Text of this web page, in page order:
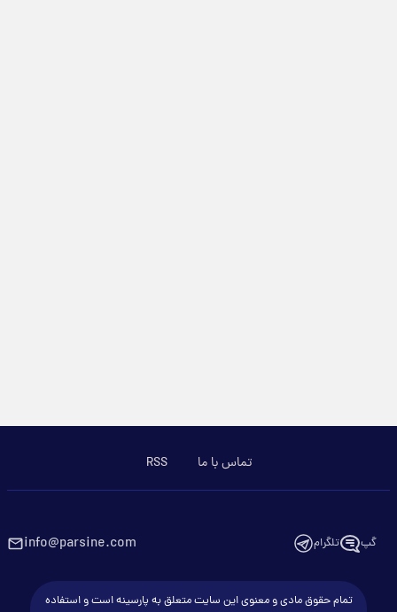
تماس با ما RSS
گپ تلگرام info@parsine.com
تمام حقوق مادی و معنوی این سایت متعلق به پارسینه است و استفاده